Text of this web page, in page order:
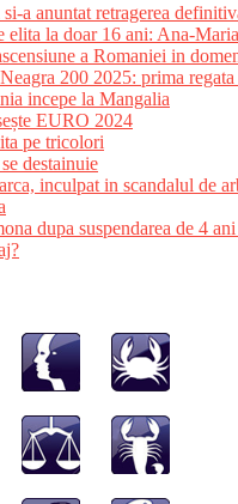
si-a anuntat retragerea
elita la doar 16 ani: Ana-
a Romaniei in
200 2025: prima
incepe la Mangalia
EURO 2024
pe tricolori
destainuie
inculpat in scandalul de
dupa suspendarea de 4